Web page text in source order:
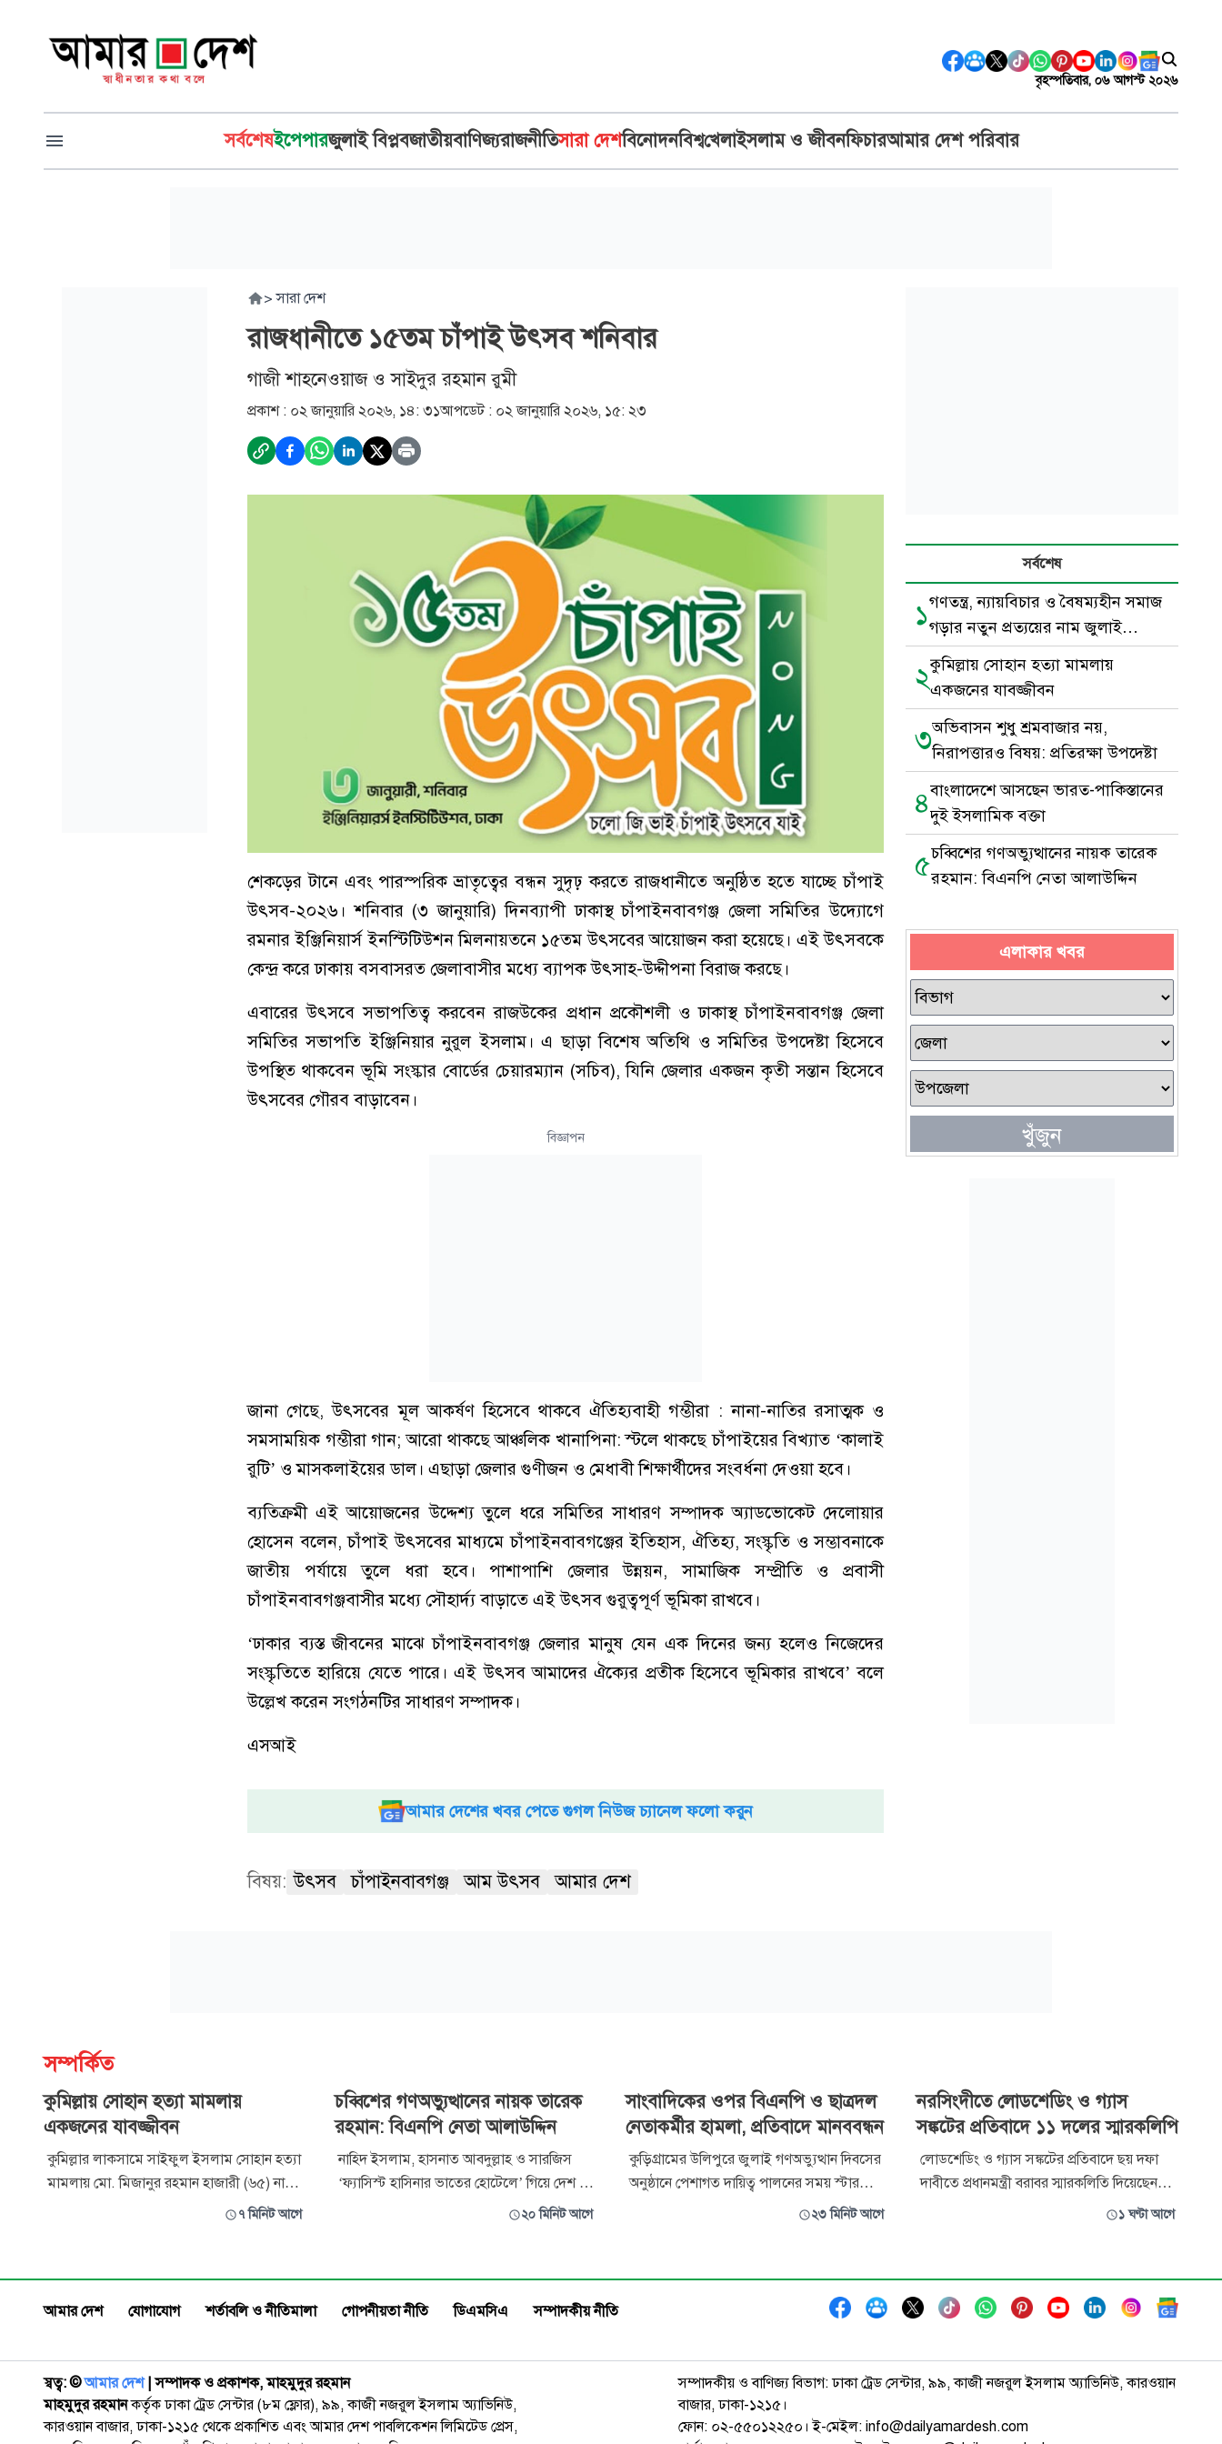
বৃহস্পতিবার, ০৬ আগস্ট ২০২৬
সর্বশেষইপেপারজুলাই বিপ্লবজাতীয়বাণিজ্যরাজনীতিসারা দেশবিনোদনবিশ্বখেলাইসলাম ও জীবনফিচারআমার দেশ পরিবার
> সারা দেশ
রাজধানীতে ১৫তম চাঁপাই উৎসব শনিবার
গাজী শাহনেওয়াজ ও সাইদুর রহমান রুমী
প্রকাশ : ০২ জানুয়ারি ২০২৬, ১৪: ৩১আপডেট : ০২ জানুয়ারি ২০২৬, ১৫: ২৩
শেকড়ের টানে এবং পারস্পরিক ভ্রাতৃত্বের বন্ধন সুদৃঢ় করতে রাজধানীতে অনুষ্ঠিত হতে যাচ্ছে চাঁপাই
উৎসব-২০২৬। শনিবার (৩ জানুয়ারি) দিনব্যাপী ঢাকাস্থ চাঁপাইনবাবগঞ্জ জেলা সমিতির উদ্যোগে
রমনার ইঞ্জিনিয়ার্স ইনস্টিটিউশন মিলনায়তনে ১৫তম উৎসবের আয়োজন করা হয়েছে। এই উৎসবকে
কেন্দ্র করে ঢাকায় বসবাসরত জেলাবাসীর মধ্যে ব্যাপক উৎসাহ-উদ্দীপনা বিরাজ করছে।
এবারের উৎসবে সভাপতিত্ব করবেন রাজউকের প্রধান প্রকৌশলী ও ঢাকাস্থ চাঁপাইনবাবগঞ্জ জেলা
সমিতির সভাপতি ইঞ্জিনিয়ার নুরুল ইসলাম। এ ছাড়া বিশেষ অতিথি ও সমিতির উপদেষ্টা হিসেবে
উপস্থিত থাকবেন ভূমি সংস্কার বোর্ডের চেয়ারম্যান (সচিব), যিনি জেলার একজন কৃতী সন্তান হিসেবে
উৎসবের গৌরব বাড়াবেন।
বিজ্ঞাপন
জানা গেছে, উৎসবের মূল আকর্ষণ হিসেবে থাকবে ঐতিহ্যবাহী গম্ভীরা : নানা-নাতির রসাত্মক ও
সমসাময়িক গম্ভীরা গান; আরো থাকছে আঞ্চলিক খানাপিনা: স্টলে থাকছে চাঁপাইয়ের বিখ্যাত ‘কালাই
রুটি’ ও মাসকলাইয়ের ডাল। এছাড়া জেলার গুণীজন ও মেধাবী শিক্ষার্থীদের সংবর্ধনা দেওয়া হবে।
ব্যতিক্রমী এই আয়োজনের উদ্দেশ্য তুলে ধরে সমিতির সাধারণ সম্পাদক অ্যাডভোকেট দেলোয়ার
হোসেন বলেন, চাঁপাই উৎসবের মাধ্যমে চাঁপাইনবাবগঞ্জের ইতিহাস, ঐতিহ্য, সংস্কৃতি ও সম্ভাবনাকে
জাতীয় পর্যায়ে তুলে ধরা হবে। পাশাপাশি জেলার উন্নয়ন, সামাজিক সম্প্রীতি ও প্রবাসী
চাঁপাইনবাবগঞ্জবাসীর মধ্যে সৌহার্দ্য বাড়াতে এই উৎসব গুরুত্বপূর্ণ ভূমিকা রাখবে।
‘ঢাকার ব্যস্ত জীবনের মাঝে চাঁপাইনবাবগঞ্জ জেলার মানুষ যেন এক দিনের জন্য হলেও নিজেদের
সংস্কৃতিতে হারিয়ে যেতে পারে। এই উৎসব আমাদের ঐক্যের প্রতীক হিসেবে ভূমিকার রাখবে’ বলে
উল্লেখ করেন সংগঠনটির সাধারণ সম্পাদক।
এসআই
আমার দেশের খবর পেতে গুগল নিউজ চ্যানেল ফলো করুন
বিষয়: উৎসব চাঁপাইনবাবগঞ্জ আম উৎসব আমার দেশ
সর্বশেষ
১গণতন্ত্র, ন্যায়বিচার ও বৈষম্যহীন সমাজ
গড়ার নতুন প্রত্যয়ের নাম জুলাই
গণঅভ্যুত্থান
২কুমিল্লায় সোহান হত্যা মামলায়
একজনের যাবজ্জীবন
৩অভিবাসন শুধু শ্রমবাজার নয়,
নিরাপত্তারও বিষয়: প্রতিরক্ষা উপদেষ্টা
৪বাংলাদেশে আসছেন ভারত-পাকিস্তানের
দুই ইসলামিক বক্তা
৫চব্বিশের গণঅভ্যুত্থানের নায়ক তারেক
রহমান: বিএনপি নেতা আলাউদ্দিন
এলাকার খবর
খুঁজুন
সম্পর্কিত
কুমিল্লায় সোহান হত্যা মামলায়
একজনের যাবজ্জীবন
কুমিল্লার লাকসামে সাইফুল ইসলাম সোহান হত্যা
মামলায় মো. মিজানুর রহমান হাজারী (৬৫) নামে
এক আসামিকে যাবজ্জীবন কারাদণ্ড ও ৩০ হাজার
হয়েছে। একই মামলার অপর আসামি মেহেদী
হাসানের (২৯) বিরুদ্ধে অভিযোগ প্রমাণিত না হওয়া
৭ মিনিট আগে
চব্বিশের গণঅভ্যুত্থানের নায়ক তারেক
রহমান: বিএনপি নেতা আলাউদ্দিন
নাহিদ ইসলাম, হাসনাত আবদুল্লাহ ও সারজিস
‘ফ্যাসিস্ট হাসিনার ভাতের হোটেলে’ গিয়ে দেশ ও
জাতির সঙ্গে গাদ্দারি করেছিল বলে মন্তব্য করেছেন
কাঁপানো গণঅভ্যুত্থানের ঐতিহাসিক পটভূমি রচনা
করেছিলেন বিএনপির ভারপ্রাপ্ত চেয়া
২০ মিনিট আগে
সাংবাদিকের ওপর বিএনপি ও ছাত্রদল
নেতাকর্মীর হামলা, প্রতিবাদে মানববন্ধন
কুড়িগ্রামের উলিপুরে জুলাই গণঅভ্যুত্থান দিবসের
অনুষ্ঠানে পেশাগত দায়িত্ব পালনের সময় স্টার
নিউজের জেলা প্রতিনিধি মুহাম্মদ যুবাইয়ের ওপর
বৃহস্পতিবার দুপুর ২টায় কুড়িগ্রাম প্রেস ক্লাবের
২৩ মিনিট আগে
নরসিংদীতে লোডশেডিং ও গ্যাস
সঙ্কটের প্রতিবাদে ১১ দলের স্মারকলিপি
লোডশেডিং ও গ্যাস সঙ্কটের প্রতিবাদে ছয় দফা
দাবীতে প্রধানমন্ত্রী বরাবর স্মারকলিতি দিয়েছেন
ভুতুড়ে বিল এবং নিত্যপ্রয়োজনীয় দ্রব্যের
লাগামহীন মূল্যবৃদ্ধির কারণে
১ ঘণ্টা আগে
আমার দেশ যোগাযোগ শর্তাবলি ও নীতিমালা গোপনীয়তা নীতি ডিএমসিএ সম্পাদকীয় নীতি
স্বত্ব: ©️আমার দেশ| সম্পাদক ও প্রকাশক, মাহমুদুর রহমান
মাহমুদুর রহমানকর্তৃক ঢাকা ট্রেড সেন্টার (৮ম ফ্লোর), ৯৯, কাজী নজরুল ইসলাম অ্যাভিনিউ,
কারওয়ান বাজার, ঢাকা-১২১৫ থেকে প্রকাশিত এবং আমার দেশ পাবলিকেশন লিমিটেড প্রেস,
সম্পাদকীয় ও বাণিজ্য বিভাগ: ঢাকা ট্রেড সেন্টার, ৯৯, কাজী নজরুল ইসলাম অ্যাভিনিউ, কারওয়ান
বাজার, ঢাকা-১২১৫।
ফোন: ০২-৫৫০১২২৫০। ই-মেইল: info@dailyamardesh.com